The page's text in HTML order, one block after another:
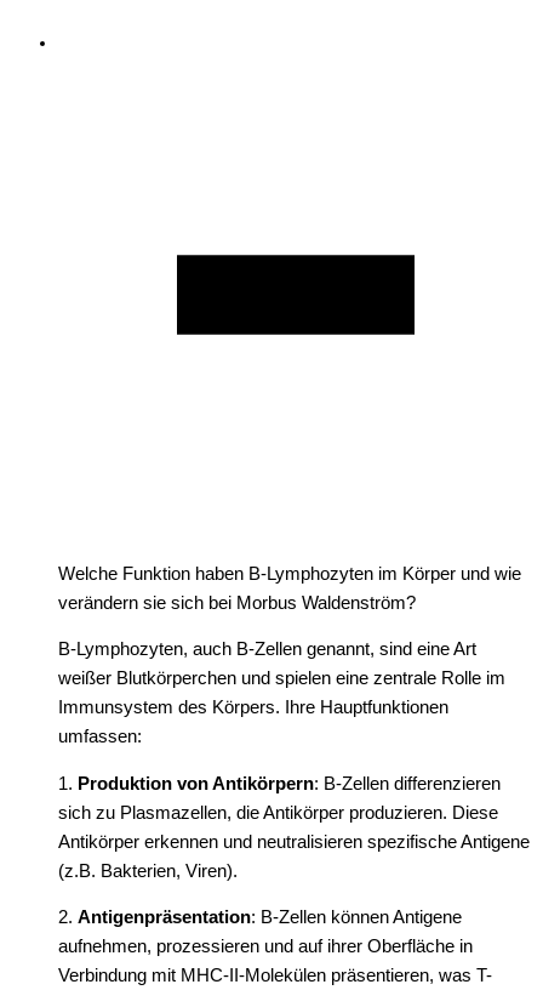
Welche Funktion haben B-Lymphozyten im Körper und wie
verändern sie sich bei Morbus Waldenström?
B-Lymphozyten, auch B-Zellen genannt, sind eine Art
weißer Blutkörperchen und spielen eine zentrale Rolle im
Immunsystem des Körpers. Ihre Hauptfunktionen
umfassen:
1. Produktion von Antikörpern: B-Zellen differenzieren
sich zu Plasmazellen, die Antikörper produzieren. Diese
Antikörper erkennen und neutralisieren spezifische Antigene
(z.B. Bakterien, Viren).
2. Antigenpräsentation: B-Zellen können Antigene
aufnehmen, prozessieren und auf ihrer Oberfläche in
Verbindung mit MHC-II-Molekülen präsentieren, was T-